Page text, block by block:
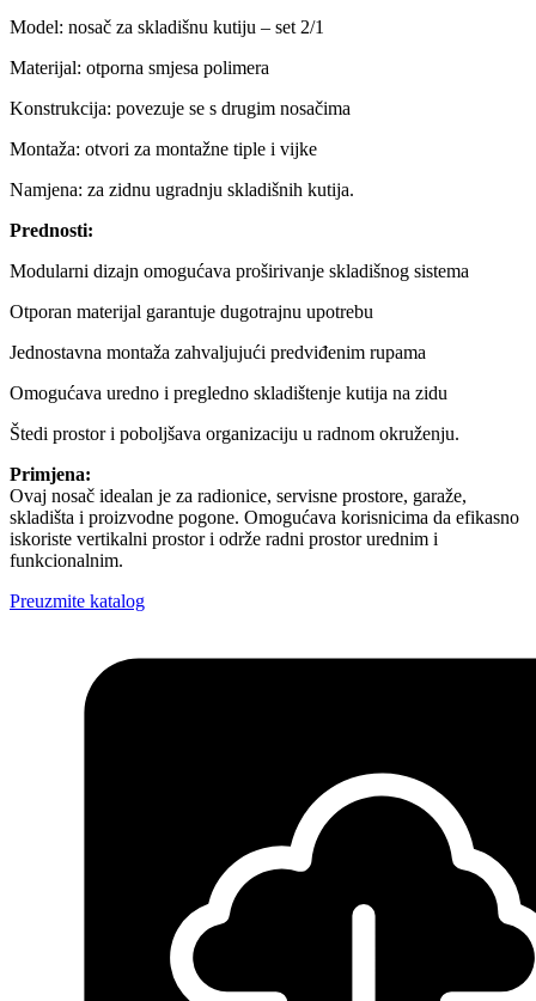
Model: nosač za skladišnu kutiju – set 2/1
Materijal: otporna smjesa polimera
Konstrukcija: povezuje se s drugim nosačima
Montaža: otvori za montažne tiple i vijke
Namjena: za zidnu ugradnju skladišnih kutija.
Prednosti:
Modularni dizajn omogućava proširivanje skladišnog sistema
Otporan materijal garantuje dugotrajnu upotrebu
Jednostavna montaža zahvaljujući predviđenim rupama
Omogućava uredno i pregledno skladištenje kutija na zidu
Štedi prostor i poboljšava organizaciju u radnom okruženju.
Primjena:
Ovaj nosač idealan je za radionice, servisne prostore, garaže,
skladišta i proizvodne pogone. Omogućava korisnicima da efikasno
iskoriste vertikalni prostor i održe radni prostor urednim i
funkcionalnim.
Preuzmite katalog